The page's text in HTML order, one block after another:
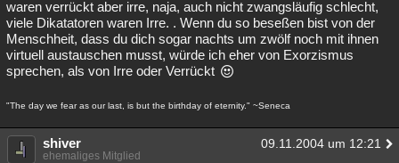
Übersichten
Besucht Teilgenommen Alle Neue Geschlossen
Lesenswert Schlüsselwörter
waren verrückt aber irre, naja, auch nicht zwangsläufig schlecht,
viele Dikatatoren waren Irre. . Wenn du so beseßen bist von der
Menschheit, dass du dich sogar nachts um zwölf noch mit ihnen
virtuell austauschen musst, würde ich eher von Exorzismus
sprechen, als von Irre oder Verrückt
"The day we fear as our last, is but the birthday of eternity." ~Seneca
shiver 09.11.2004 um 12:21
ehemaliges Mitglied